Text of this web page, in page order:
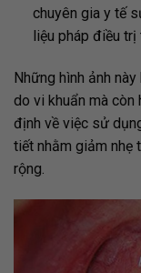
chuyên gia y tế
liệu pháp điều trị
Những hình ảnh
do vi khuẩn mà
định về việc sử
tiết nhằm giảm nhẹ
rộng.